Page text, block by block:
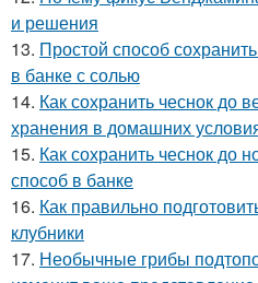
и решения
13. Простой способ
в банке с солью
14. Как сохранить чеснок до
хранения в домашних
15. Как сохранить чеснок до
способ в банке
16. Как правильно
клубники
17. Необычные грибы